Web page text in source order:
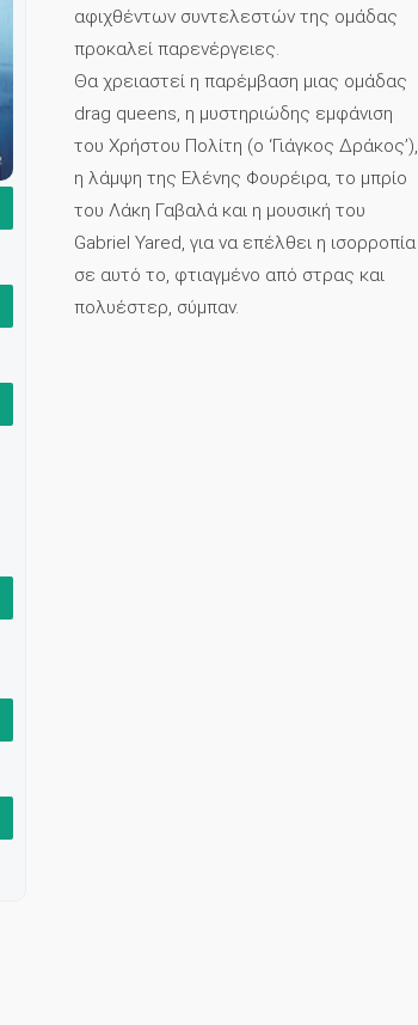
αφιχθέντων συντελεστών της ομάδας
προκαλεί παρενέργειες.
Θα χρειαστεί η παρέμβαση μιας ομάδας
drag queens, η μυστηριώδης εμφάνιση
του Χρήστου Πολίτη (ο ‘Γιάγκος Δράκος’),
η λάμψη της Ελένης Φουρέιρα, το μπρίο
του Λάκη Γαβαλά και η μουσική του
Gabriel Yared, για να επέλθει η ισορροπία
σε αυτό το, φτιαγμένο από στρας και
πολυέστερ, σύμπαν.